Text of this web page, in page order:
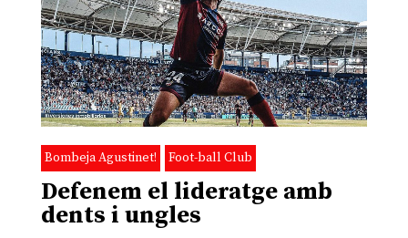
Bombeja Agustinet! Foot-ball Club
Defenem el lideratge amb
dents i ungles